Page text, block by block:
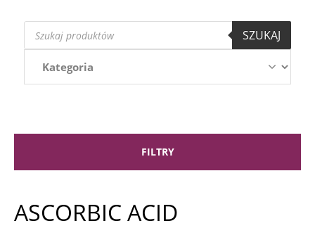
Wyszukiwarka
produktów
SZUKAJ
FILTRY
ASCORBIC ACID